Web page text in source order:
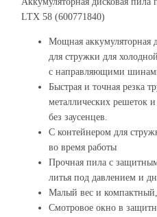
LTX 58 (600771840)
Мощная аккумуляторная
для стружки для
с направляющими
Быстрая и точная резка
металлических решеток
без заусенцев.
С контейнером для
во время работы
Прочная пила с
литья под давлением и
Малый вес и
Смотровое окно в